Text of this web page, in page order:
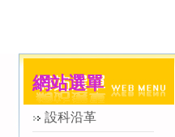
網站選單
WEB MENU
設科沿革